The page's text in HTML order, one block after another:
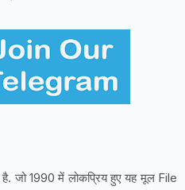
जो 1990 में लोकप्रिय हुए यह मूल File